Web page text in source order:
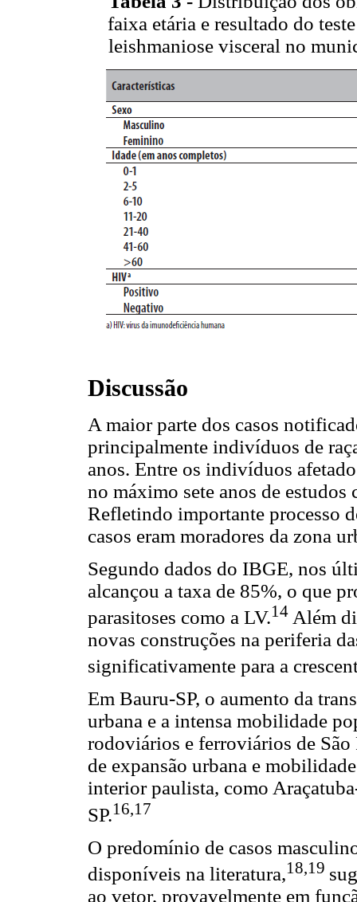
faixa etária e resultado do
leishmaniose visceral no
Discussão
A maior parte dos casos
principalmente indivíduos de
anos. Entre os indivíduos
no máximo sete anos de
Refletindo importante processo
casos eram moradores da zona
Segundo dados do IBGE, nos
alcançou a taxa de 85%, o que
parasitoses como a LV.14 Além
novas construções na periferia
significativamente para a
Em Bauru-SP, o aumento da
urbana e a intensa mobilidade
rodoviários e ferroviários de São
de expansão urbana e
interior paulista, como
SP.16,17
O predomínio de casos
disponíveis na literatura,18,19
ao vetor, provavelmente em